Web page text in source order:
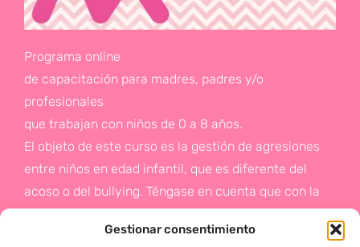
Gestionar consentimiento
Programa online
de capacitación para madres, padres y/o
profesionales
que trabajan con niños de 0 a 8 años.
El objeto de este curso es la gestión de agresiones
entre niños en edad infantil, que es diferente del
acoso o del bullying. Téngase en cuenta que con la
gestión de agresiones pretendemos sentar las bases
de la prevención a un problema que suele aparecer